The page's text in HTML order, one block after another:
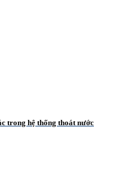
trong hệ thống thoát nước